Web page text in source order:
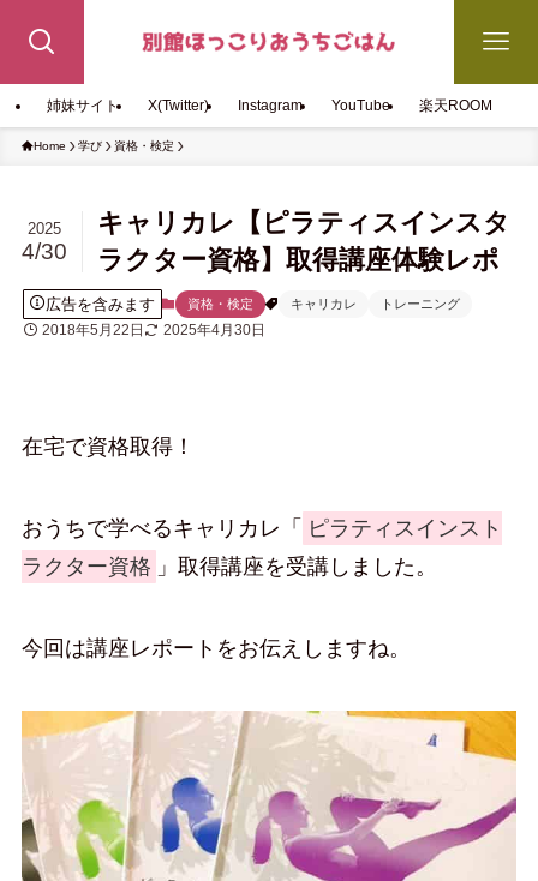
姉妹サイト X(Twitter) Instagram YouTube 楽天ROOM
Home 学び 資格・検定
キャリカレ【ピラティスインスタ
ラクター資格】取得講座体験レポ
2025
4/30
広告を含みます 資格・検定 キャリカレ トレーニング
2018年5月22日 2025年4月30日
在宅で資格取得！
おうちで学べるキャリカレ「
ピラティスインスト
ラクター資格 」取得講座を受講しました。
今回は講座レポートをお伝えしますね。